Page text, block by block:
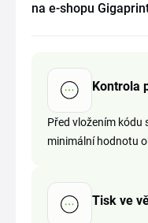
na e-shopu
Kontrola
Před vložením kódu
minimální hodnotu
Tisk ve